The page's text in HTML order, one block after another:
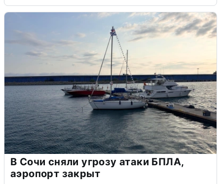
В Сочи сняли угрозу атаки БПЛА,
аэропорт закрыт